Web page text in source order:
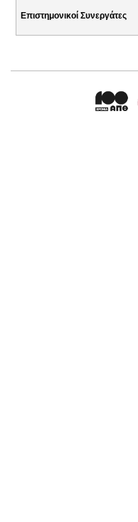
Επιστημονικοί Συνεργάτες